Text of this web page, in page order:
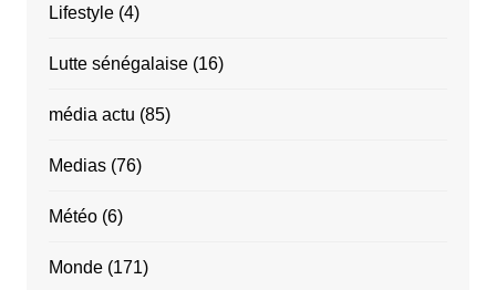
Lifestyle(4)
Lutte sénégalaise(16)
média actu (85)
Medias(76)
Météo(6)
Monde(171)